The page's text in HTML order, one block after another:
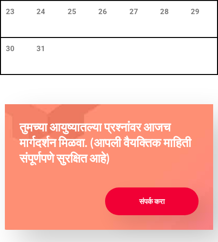
23 24 25 26 27 28 29
30 31
तुमच्या आयुष्यातल्या प्रश्नांवर आजच
मार्गदर्शन मिळवा. (आपली वैयक्तिक माहिती
संपूर्णपणे सुरक्षित आहे)
संपर्क करा